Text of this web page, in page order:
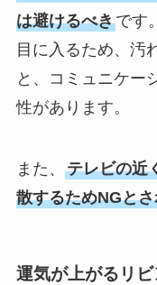
は避けるべきです
目に入るため、汚
と、コミュニケー
性があります。
また、 テレビの近
散するためNGと
運気が上がるリビ